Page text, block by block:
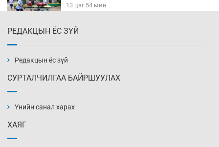
13 цаг 54 мин
14 цаг 54 мин
РЕДАКЦЫН ЁС ЗҮЙ
Редакцын ёс зүй
СУРТАЛЧИЛГАА БАЙРШУУЛАХ
Үнийн санал харах
ХАЯГ